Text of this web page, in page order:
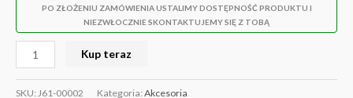
PO ZŁOŻENIU ZAMÓWIENIA USTALIMY DOSTĘPNOŚĆ PRODUKTU I
NIEZWŁOCZNIE SKONTAKTUJEMY SIĘ Z TOBĄ
Kup teraz
SKU: J61-00002 Kategoria: Akcesoria